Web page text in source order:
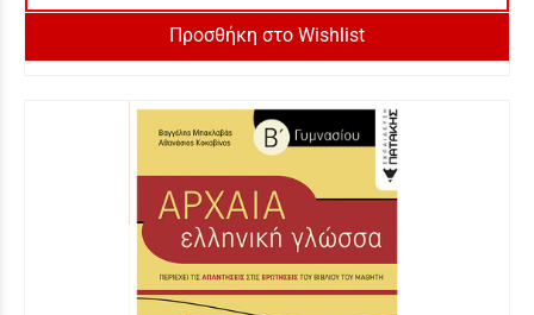
Προσθήκη στο Wishlist